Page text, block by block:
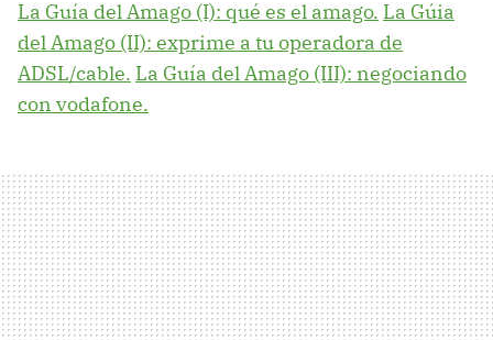
La Guía del Amago (I): qué es el amago. La Gúia
del Amago (II): exprime a tu operadora de
ADSL/cable. La Guía del Amago (III): negociando
con vodafone.